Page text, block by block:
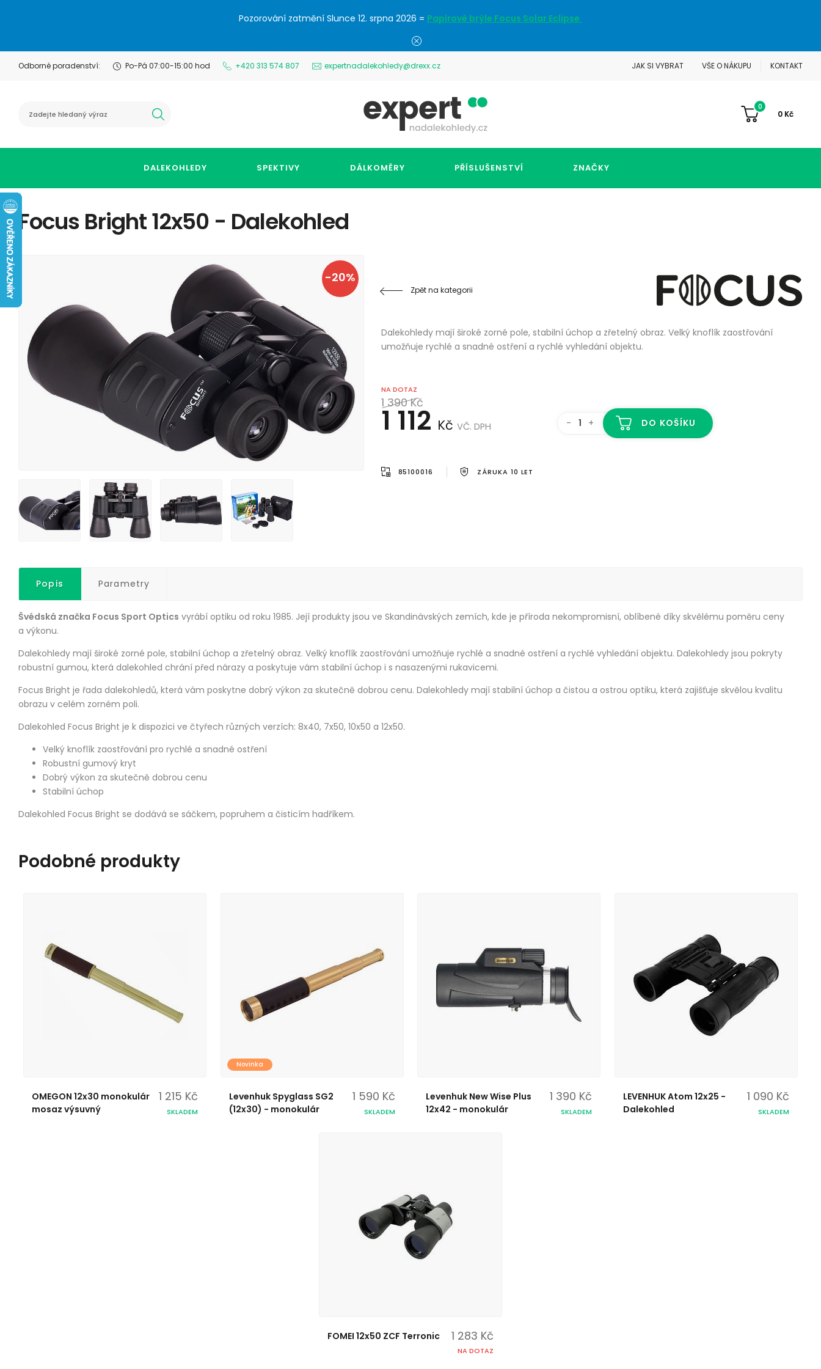
Pozorování zatmění Slunce 12. srpna 2026 = Papírové brýle Focus Solar Eclipse
Odborné poradenství: Po-Pá 07:00-15:00 hod +420 313 574 807 expertnadalekohledy@drexx.cz JAK SI VYBRAT VŠE O NÁKUPU KONTAKT
0
0 Kč
DALEKOHLEDY SPEKTIVY DÁLKOMĚRY PŘÍSLUŠENSTVÍ ZNAČKY
Focus Bright 12x50 - Dalekohled
-20%
Zpět na kategorii
Dalekohledy mají široké zorné pole, stabilní úchop a zřetelný obraz. Velký knoflík zaostřování
umožňuje rychlé a snadné ostření a rychlé vyhledání objektu.
NA DOTAZ
1 390Kč
1 112 Kč VČ. DPH - + DO KOŠÍKU
85100016 ZÁRUKA 10 LET
Popis Parametry
Švédská značka Focus Sport Optics vyrábí optiku od roku 1985. Její produkty jsou ve Skandinávských zemích, kde je příroda nekompromisní, oblíbené díky skvělému poměru ceny
a výkonu.
Dalekohledy mají široké zorné pole, stabilní úchop a zřetelný obraz. Velký knoflík zaostřování umožňuje rychlé a snadné ostření a rychlé vyhledání objektu. Dalekohledy jsou pokryty
robustní gumou, která dalekohled chrání před nárazy a poskytuje vám stabilní úchop i s nasazenými rukavicemi.
Focus Bright je řada dalekohledů, která vám poskytne dobrý výkon za skutečně dobrou cenu. Dalekohledy mají stabilní úchop a čistou a ostrou optiku, která zajišťuje skvělou kvalitu
obrazu v celém zorném poli.
Dalekohled Focus Bright je k dispozici ve čtyřech různých verzích: 8x40, 7x50, 10x50 a 12x50.
Velký knoflík zaostřování pro rychlé a snadné ostření
Robustní gumový kryt
Dobrý výkon za skutečně dobrou cenu
Stabilní úchop
Dalekohled Focus Bright se dodává se sáčkem, popruhem a čisticím hadříkem.
Podobné produkty
OMEGON 12x30 monokulár
mosaz výsuvný
1 215 Kč
SKLADEM
Novinka
Levenhuk Spyglass SG2
(12x30) - monokulár
1 590 Kč
SKLADEM
Levenhuk New Wise Plus
12x42 - monokulár
1 390 Kč
SKLADEM
LEVENHUK Atom 12x25 -
Dalekohled
1 090 Kč
SKLADEM
FOMEI 12x50 ZCF Terronic 1 283 Kč
NA DOTAZ